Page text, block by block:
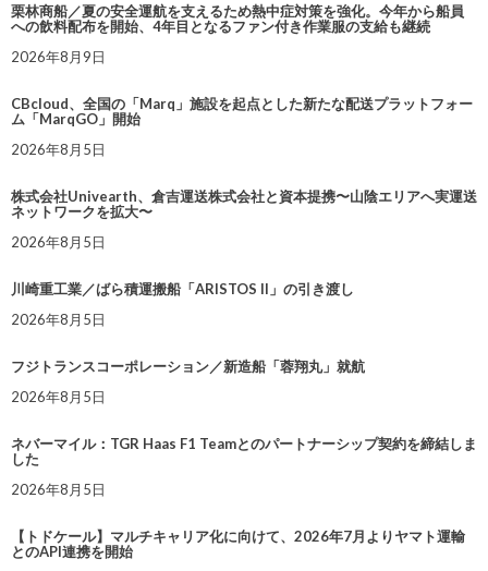
栗林商船／夏の安全運航を支えるため熱中症対策を強化。今年から船員
への飲料配布を開始、4年目となるファン付き作業服の支給も継続
2026年8月9日
CBcloud、全国の「Marq」施設を起点とした新たな配送プラットフォー
ム「MarqGO」開始
2026年8月5日
株式会社Univearth、倉吉運送株式会社と資本提携〜山陰エリアへ実運送
ネットワークを拡大〜
2026年8月5日
川崎重工業／ばら積運搬船「ARISTOS II」の引き渡し
2026年8月5日
フジトランスコーポレーション／新造船「蓉翔丸」就航
2026年8月5日
ネバーマイル：TGR Haas F1 Teamとのパートナーシップ契約を締結しま
した
2026年8月5日
【トドケール】マルチキャリア化に向けて、2026年7月よりヤマト運輸
とのAPI連携を開始